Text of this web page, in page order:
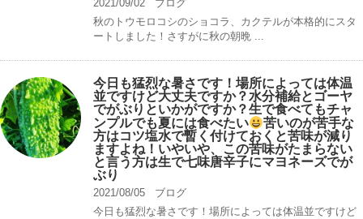
2021/09/02
ブログ
秋のトウモロコシのショコラ、カクテルが本格的にスタ
ートしました！さすがに秋の朝晩 ...
今日も猛烈な暑さです！場所によっては体温
並ですけど大丈夫ですか？水分補給とゴーヤ
でがぶりといかがですか？生で食べてもチャ
ンプルでも夏には食べたい
苦いのが苦手な
方はコツ塩水で暫く付けておくと苦味が減り
ますよね！いやいや、この苦味がたまらない
と言う方は生で七味唐辛子にマヨネーズでが
ぶり
2021/08/05
ブログ
今日も猛烈な暑さです！場所によっては体温並ですけど